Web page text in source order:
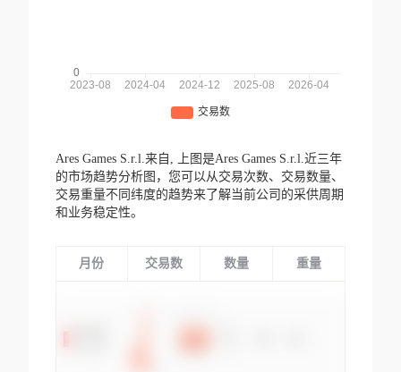
Ares Games S.r.l.来自,
上图是Ares Games S.r.l.近三年
的市场趋势分析图，您可以从交易次数、交易数量、
交易重量不同纬度的趋势来了解当前公司的采供周期
和业务稳定性。
月份 交易数 数量 重量